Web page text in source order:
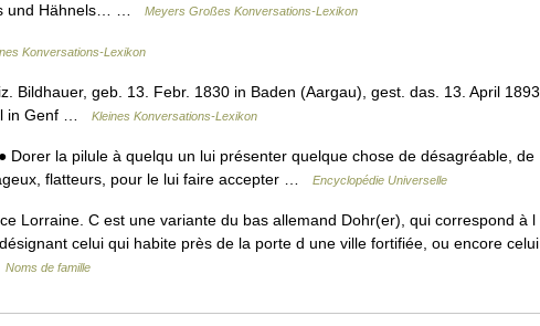
und Hähnels… …
Meyers Großes Konversations-Lexikon
Konversations-Lexikon
Bildhauer, geb. 13. Febr. 1830 in Baden (Aargau), gest. das. 13. April 1893,
in Genf …
Kleines Konversations-Lexikon
Dorer la pilule à quelqu un lui présenter quelque chose de désagréable, de
flatteurs, pour le lui faire accepter …
Encyclopédie Universelle
Lorraine. C est une variante du bas allemand Dohr(er), qui correspond à l
celui qui habite près de la porte d une ville fortifiée, ou encore celui
Noms de famille